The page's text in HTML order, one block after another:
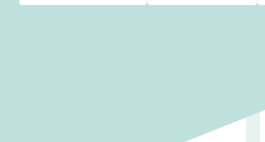
available
available